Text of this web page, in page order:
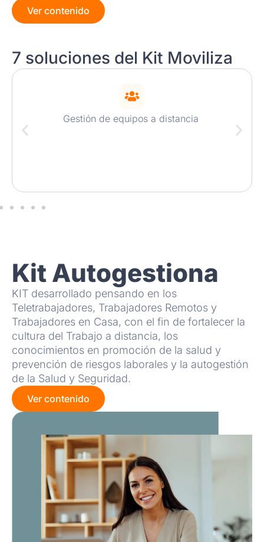
Ver contenido
7 soluciones del Kit Moviliza
Gestión de equipos a distancia ​
Kit Autogestiona
KIT desarrollado pensando en los
Teletrabajadores, Trabajadores Remotos y
Trabajadores en Casa, con el fin de fortalecer la
cultura del Trabajo a distancia, los
conocimientos en promoción de la salud y
prevención de riesgos laborales y la autogestión
de la Salud y Seguridad.
Ver contenido